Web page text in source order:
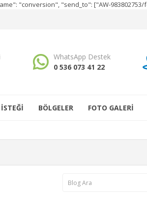
"conversion", "send_to": ["AW-983802753/
WhatsApp Destek
0 536 073 41 22
BÖLGELER FOTO GALERİ